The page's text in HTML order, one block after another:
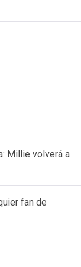
Millie volverá a
fan de